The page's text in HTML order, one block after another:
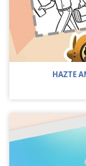
HAZTE